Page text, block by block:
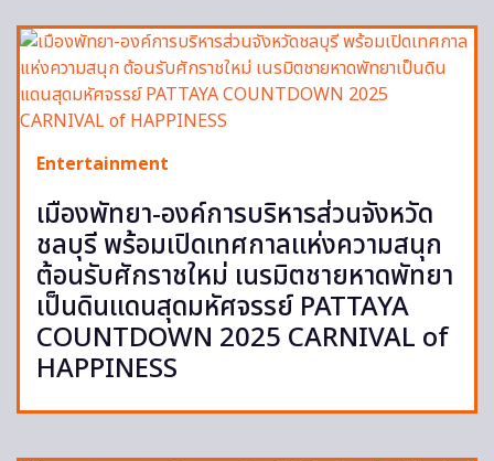
Entertainment
เมืองพัทยา-องค์การบริหารส่วนจังหวัด
ชลบุรี พร้อมเปิดเทศกาลแห่งความสนุก
ต้อนรับศักราชใหม่ เนรมิตชายหาดพัทยา
เป็นดินแดนสุดมหัศจรรย์ PATTAYA
COUNTDOWN 2025 CARNIVAL of
HAPPINESS